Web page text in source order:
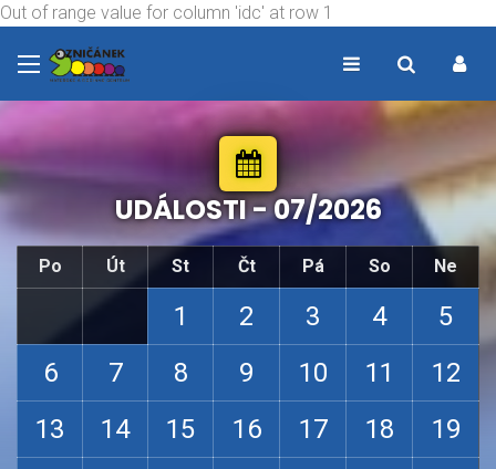
Out of range value for column 'idc' at row 1
UDÁLOSTI -07/2026
Po Út St Čt Pá So Ne
1 2 3 4
5
6
7 8 9 10 11
12
13
14 15 16 17 18
19